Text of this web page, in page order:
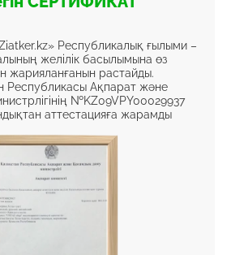
Республикалық ғылыми –
желілік басылымына өз
жарияланғанын растайды.
Республикасы Ақпарат және
№KZ09VPY00029937
аттестацияға жарамды